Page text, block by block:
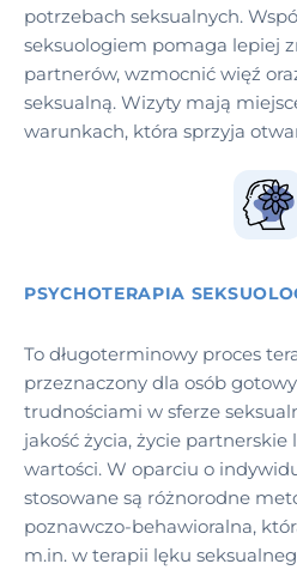
potrzebach seksualnych.
seksuologiem pomaga lepiej
partnerów, wzmocnić więź
seksualną. Wizyty mają
warunkach, która sprzyja
PSYCHOTERAPIA
To długoterminowy proces
przeznaczony dla osób
trudnościami w sferze
jakość życia, życie partnerskie
wartości. W oparciu o
stosowane są różnorodne
poznawczo-behawioralna,
m.in. w terapii lęku